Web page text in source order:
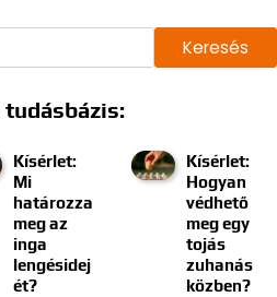
Keresés
tudásbázis:
Kísérlet:
Mi
határozza
meg az
inga
lengésidej
ét?
Kísérlet:
Hogyan
védhető
meg egy
tojás
zuhanás
közben?